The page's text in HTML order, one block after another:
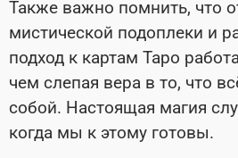
Также важно помнить, что
мистической подоплеки и
подход к картам Таро
чем слепая вера в то, что
собой. Настоящая магия
когда мы к этому готовы.